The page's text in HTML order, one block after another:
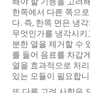
한쪽에서 다른 쪽으
다. 즉, 한쪽 면은 냉
무엇인가를 냉각시
분한 열을 제거할 수
를 들어 음료를 차갑
열을 효과적으로 처
있는 모듈이 필요합